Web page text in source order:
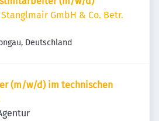
GmbH & Co. Betr.
Deutschland
(m/w/d) im technischen